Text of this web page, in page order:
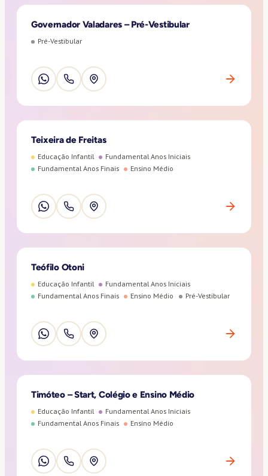
Governador Valadares – Pré-Vestibular
Pré-Vestibular
Teixeira de Freitas
Educação Infantil
Fundamental Anos Iniciais
Fundamental Anos Finais
Ensino Médio
Teófilo Otoni
Educação Infantil
Fundamental Anos Iniciais
Fundamental Anos Finais
Ensino Médio Pré-Vestibular
Timóteo – Start, Colégio e Ensino Médio
Educação Infantil
Fundamental Anos Iniciais
Fundamental Anos Finais
Ensino Médio